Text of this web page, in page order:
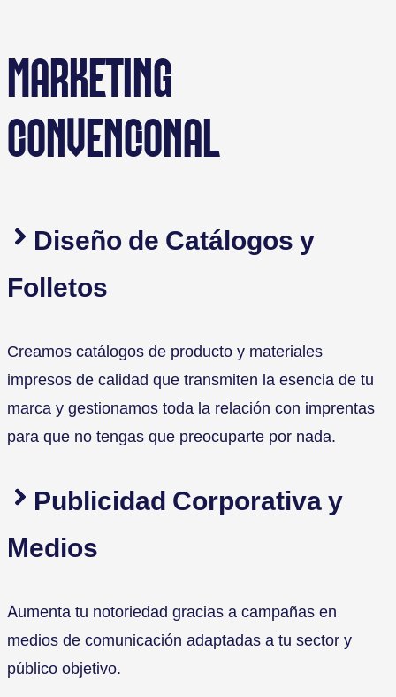
MARKETING
CONVENCIONAL
Diseño de Catálogos y
Folletos
Creamos catálogos de producto y materiales
impresos de calidad que transmiten la esencia de tu
marca y gestionamos toda la relación con imprentas
para que no tengas que preocuparte por nada.
Publicidad Corporativa y
Medios
Aumenta tu notoriedad gracias a campañas en
medios de comunicación adaptadas a tu sector y
público objetivo.